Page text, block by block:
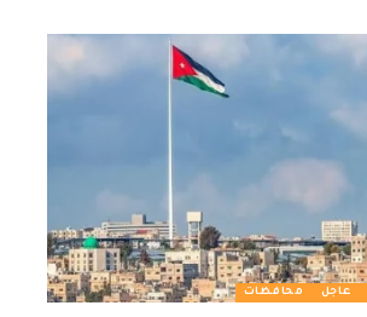
عاجل محافظات